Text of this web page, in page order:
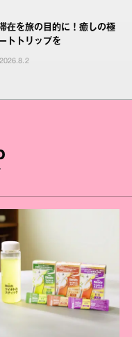
在を旅の目的に！癒しの極
トトリップを